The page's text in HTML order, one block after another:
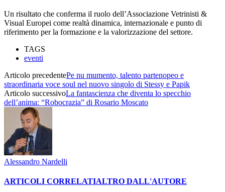
Un risultato che conferma il ruolo dell’Associazione Vetrinisti &
Visual Europei come realtà dinamica, internazionale e punto di
riferimento per la formazione e la valorizzazione del settore.
TAGS
eventi
Articolo precedentePe nu mumento, talento partenopeo e
straordinaria voce soul nel nuovo singolo di Stessy e Papik
Articolo successivoLa fantascienza che diventa lo specchio
dell’anima: “Robocrazia” di Rosario Moscato
Alessandro Nardelli
ARTICOLI CORRELATIALTRO DALL'AUTORE